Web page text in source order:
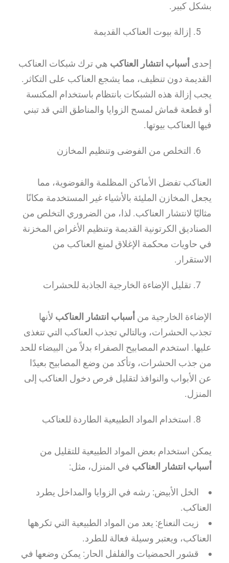
بشكل كبير.
إزالة بيوت العناكب القديمة
إحدى أسباب انتشار العناكب هي ترك شبكات العناكب
القديمة دون تنظيف، مما يشجع العناكب على التكاثر.
يجب إزالة هذه الشبكات بانتظام باستخدام المكنسة
أو قطعة قماش لمسح الزوايا والمناطق التي قد تبني
فيها العناكب بيوتها.
التخلص من الفوضى وتنظيم المخازن
العناكب تفضل الأماكن المظلمة والفوضوية، مما
يجعل المخازن المليئة بالأشياء غير المستخدمة مكانًا
مثاليًا لانتشار العناكب. لذا، من الضروري التخلص من
الصناديق الكرتونية القديمة وتنظيم الأغراض المخزنة
في حاويات محكمة الإغلاق لمنع العناكب من
الاستقرار.
تقليل الإضاءة الخارجية الجاذبة للحشرات
الإضاءة الخارجية من أسباب انتشار العناكب لأنها
تجذب الحشرات، وبالتالي تجذب العناكب التي تتغذى
عليها. استخدم المصابيح الصفراء بدلاً من البيضاء للحد
من جذب الحشرات، وتأكد من وضع المصابيح بعيدًا
عن الأبواب والنوافذ لتقليل فرص دخول العناكب إلى
المنزل.
استخدام المواد الطبيعية الطاردة للعناكب
يمكن استخدام بعض المواد الطبيعية للتقليل من
أسباب انتشار العناكب في المنزل، مثل:
الخل الأبيض: رشه في الزوايا والمداخل يطرد
العناكب.
زيت النعناع: يعد من المواد الطبيعية التي تكرهها
العناكب، ويعتبر وسيلة فعالة للطرد.
قشور الحمضيات والفلفل الحار: يمكن وضعها في